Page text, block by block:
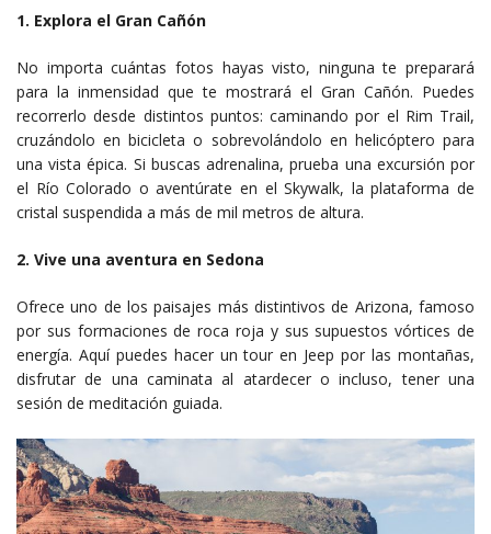
1. Explora el Gran Cañón
No importa cuántas fotos hayas visto, ninguna te preparará
para la inmensidad que te mostrará el Gran Cañón. Puedes
recorrerlo desde distintos puntos: caminando por el Rim Trail,
cruzándolo en bicicleta o sobrevolándolo en helicóptero para
una vista épica. Si buscas adrenalina, prueba una excursión por
el Río Colorado o aventúrate en el Skywalk, la plataforma de
cristal suspendida a más de mil metros de altura.
2. Vive una aventura en Sedona
Ofrece uno de los paisajes más distintivos de Arizona, famoso
por sus formaciones de roca roja y sus supuestos vórtices de
energía. Aquí puedes hacer un tour en Jeep por las montañas,
disfrutar de una caminata al atardecer o incluso, tener una
sesión de meditación guiada.